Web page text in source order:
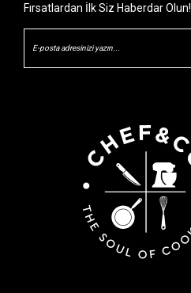
Fırsatlardan İlk Siz Haberdar Olun!